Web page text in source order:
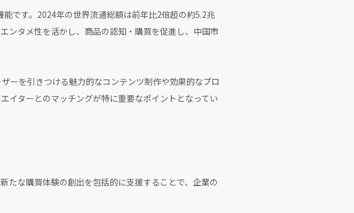
です。2024年の世界流通総額は前年比2倍超の約5.2兆
タメ性を活かし、商品の認知・購買を促進し、中国市
ーを引きつける魅力的なコンテンツ制作や効果的なプロ
イターとのマッチングが特に重要なポイントとなってい
な購買体験の創出を包括的に支援することで、企業の